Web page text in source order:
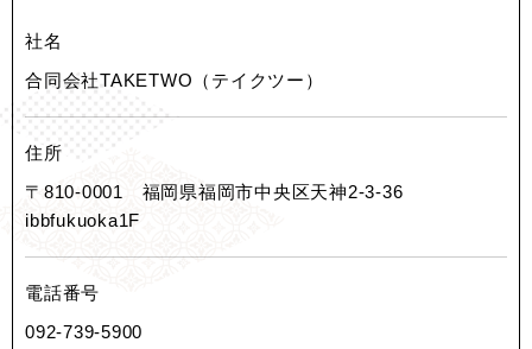
社名
合同会社TAKETWO（テイクツー）
住所
〒810-0001 福岡県福岡市中央区天神2-3-36
ibbfukuoka1F
電話番号
092-739-5900